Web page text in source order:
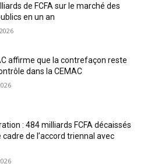
de FCFA sur le marché des
en un an
affirme que la contrefaçon reste
dans la CEMAC
: 484 milliards FCFA décaissés
cadre de l’accord triennal avec